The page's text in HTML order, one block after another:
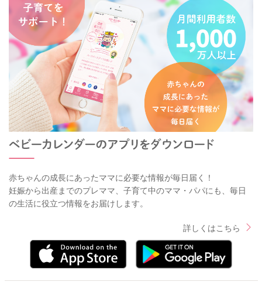
赤ちゃんの成長にあったママに必要な情報が毎日届く！
妊娠から出産までのプレママ、子育て中のママ・パパにも、毎日
の生活に役立つ情報をお届けします。
詳しくはこちら